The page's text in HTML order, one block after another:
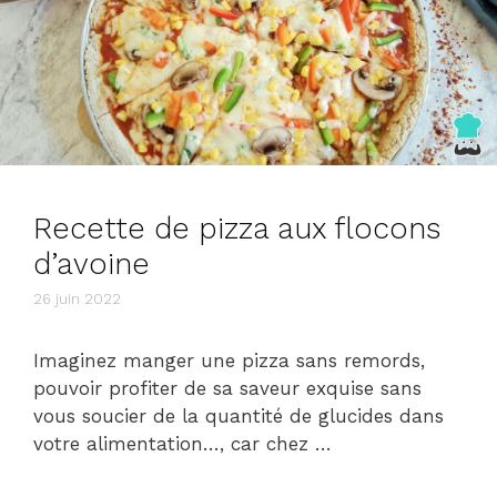
Recette de pizza aux flocons
d’avoine
26 juin 2022
Imaginez manger une pizza sans remords,
pouvoir profiter de sa saveur exquise sans
vous soucier de la quantité de glucides dans
votre alimentation…, car chez …